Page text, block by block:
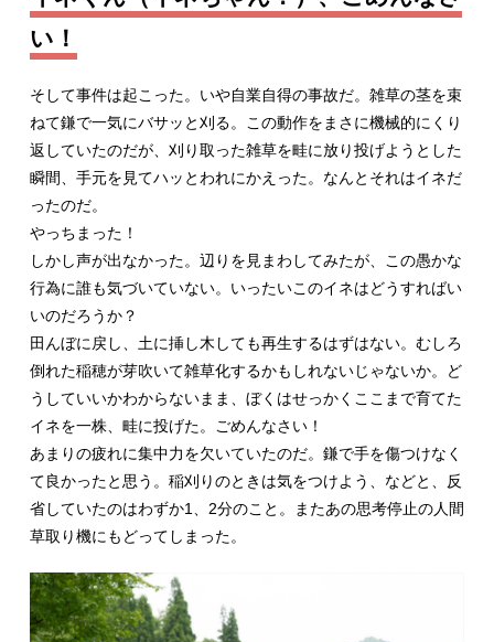
い！
そして事件は起こった。いや自業自得の事故だ。雑草の茎を束
ねて鎌で一気にバサッと刈る。この動作をまさに機械的にくり
返していたのだが、刈り取った雑草を畦に放り投げようとした
瞬間、手元を見てハッとわれにかえった。なんとそれはイネだ
ったのだ。
やっちまった！
しかし声が出なかった。辺りを見まわしてみたが、この愚かな
行為に誰も気づいていない。いったいこのイネはどうすればい
いのだろうか？
田んぼに戻し、土に挿し木しても再生するはずはない。むしろ
倒れた稲穂が芽吹いて雑草化するかもしれないじゃないか。ど
うしていいかわからないまま、ぼくはせっかくここまで育てた
イネを一株、畦に投げた。ごめんなさい！
あまりの疲れに集中力を欠いていたのだ。鎌で手を傷つけなく
て良かったと思う。稲刈りのときは気をつけよう、などと、反
省していたのはわずか1、2分のこと。またあの思考停止の人間
草取り機にもどってしまった。